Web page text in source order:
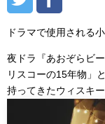
ドラマで使用される
夜ドラ『あおぞらビ
リスコーの15年物」
持ってきたウィスキー